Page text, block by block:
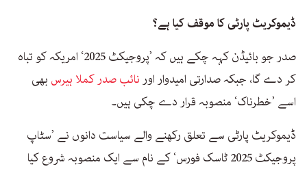
ڈیموکریٹ پارٹی کا موقف کیا ہے؟
صدر جو بائیڈن کہہ چکے ہیں کہ ’پروجیکٹ 2025‘ امریکہ کو تباہ
کر دے گا، جبکہ صدارتی امیدوار اورنائب صدر کملا ہیرس بھی
اسے ’خطرناک‘ منصوبہ قرار دے چکی ہیں۔
ڈیموکریٹ پارٹی سے تعلق رکھنے والے سیاست دانوں نے ’سٹاپ
پروجیکٹ 2025 ٹاسک فورس‘ کے نام سے ایک منصوبہ شروع کیا